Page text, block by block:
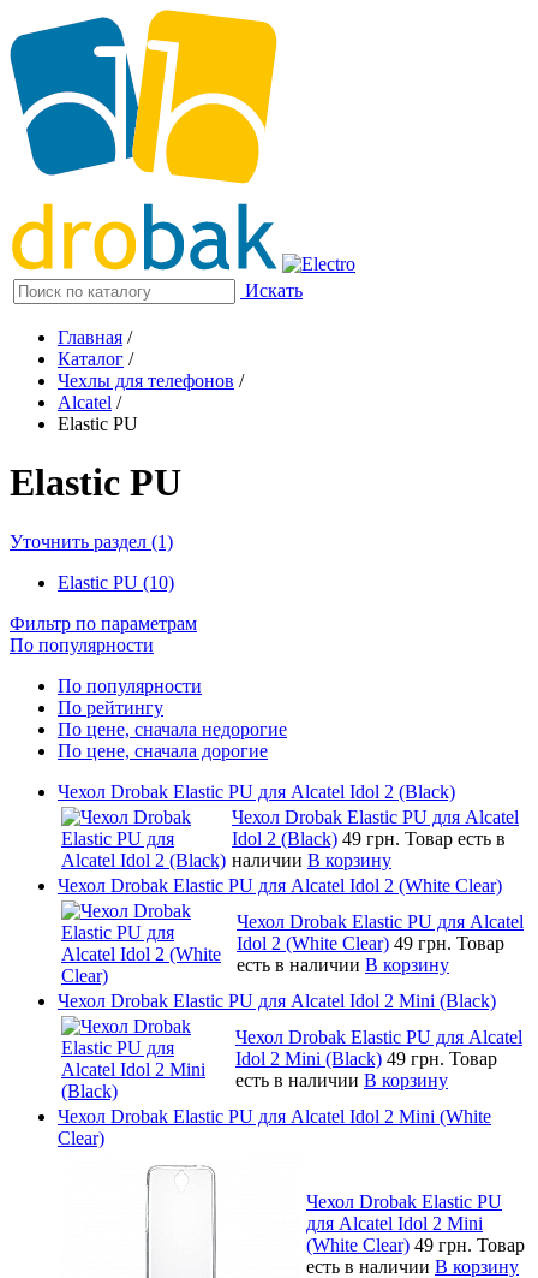
Искать
Главная /
Каталог /
Чехлы для телефонов /
Alcatel /
Elastic PU
Elastic PU
Уточнить раздел (1)
Elastic PU (10)
Фильтр по параметрам
По популярности
По популярности
По рейтингу
По цене, сначала недорогие
По цене, сначала дорогие
Чехол Drobak Elastic PU для Alcatel Idol 2 (Black)
Чехол Drobak Elastic PU для Alcatel
Idol 2 (Black) 49 грн. Товар есть в
наличии В корзину
Чехол Drobak Elastic PU для Alcatel Idol 2 (White Clear)
Чехол Drobak Elastic PU для Alcatel
Idol 2 (White Clear) 49 грн. Товар
есть в наличии В корзину
Чехол Drobak Elastic PU для Alcatel Idol 2 Mini (Black)
Чехол Drobak Elastic PU для Alcatel
Idol 2 Mini (Black) 49 грн. Товар
есть в наличии В корзину
Чехол Drobak Elastic PU для Alcatel Idol 2 Mini (White
Clear)
Чехол Drobak Elastic PU
для Alcatel Idol 2 Mini
(White Clear) 49 грн. Товар
есть в наличии В корзину